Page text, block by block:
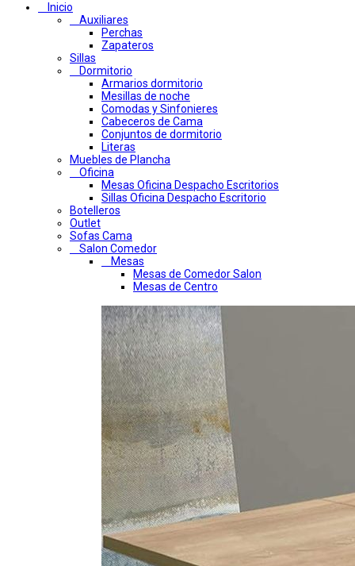
Inicio
Auxiliares
Perchas
Zapateros
Sillas
Dormitorio
Armarios dormitorio
Mesillas de noche
Comodas y Sinfonieres
Cabeceros de Cama
Conjuntos de dormitorio
Literas
Muebles de Plancha
Oficina
Mesas Oficina Despacho Escritorios
Sillas Oficina Despacho Escritorio
Botelleros
Outlet
Sofas Cama
Salon Comedor
Mesas
Mesas de Comedor Salon
Mesas de Centro